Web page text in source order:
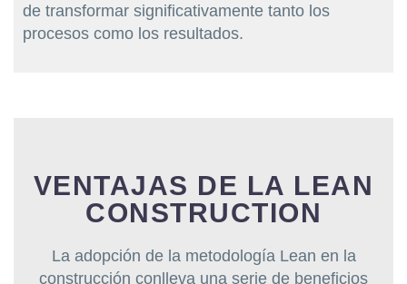
de transformar significativamente tanto los
procesos como los resultados.
VENTAJAS DE LA LEAN
CONSTRUCTION
La adopción de la metodología Lean en la
construcción conlleva una serie de beneficios